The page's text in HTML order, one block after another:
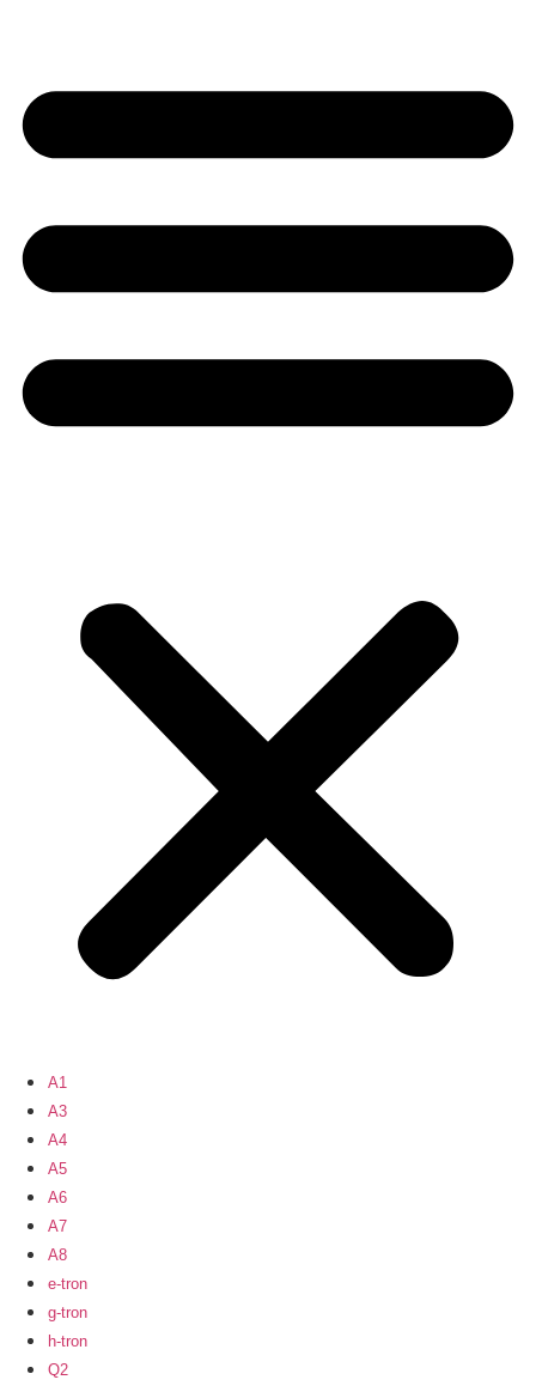
A1
A3
A4
A5
A6
A7
A8
e-tron
g-tron
h-tron
Q2